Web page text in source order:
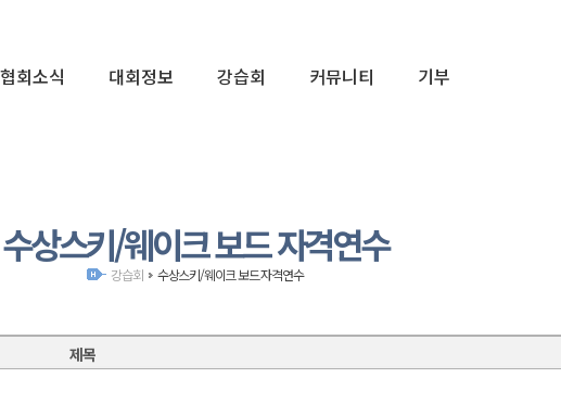
협회소식 대회정보 강습회 커뮤니티 기부
수상스키/웨이크 보드 자격연수
강습회 수상스키/웨이크 보드 자격연수
제목